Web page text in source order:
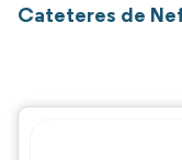
Cateteres de